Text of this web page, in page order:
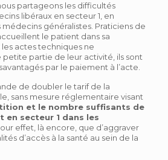
partageons les difficultés
libéraux en secteur 1, en
généralistes. Praticiens de
le patient dans sa
actes techniques ne
petite partie de leur activité, ils sont
par le paiement à l’acte.
de doubler le tarif de la
sans mesure réglementaire visant
et le nombre suffisants de
en secteur 1 dans les
effet, là encore, que d’aggraver
d’accès à la santé au sein de la